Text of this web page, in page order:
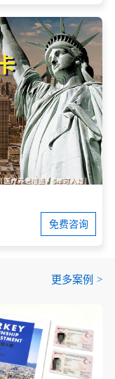
免费咨询
更多案例 >